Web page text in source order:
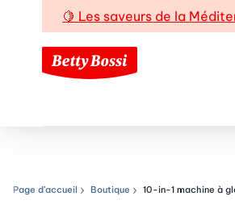
🍋 Les saveurs de la
Chemin de navigation
Page d’accueil Boutique 10-in-1 machine à